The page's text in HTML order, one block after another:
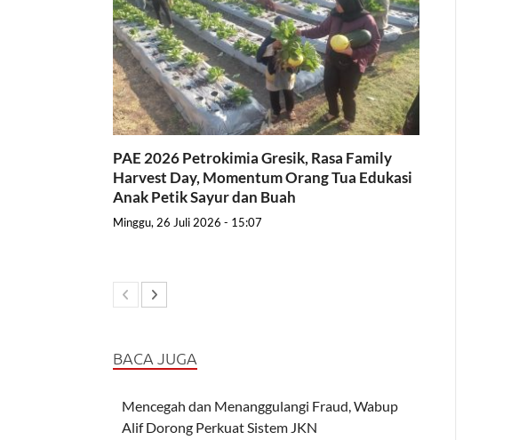
PAE 2026 Petrokimia Gresik, Rasa Family
Harvest Day, Momentum Orang Tua Edukasi
Anak Petik Sayur dan Buah
Minggu, 26 Juli 2026 - 15:07
BACA JUGA
Mencegah dan Menanggulangi Fraud, Wabup
Alif Dorong Perkuat Sistem JKN